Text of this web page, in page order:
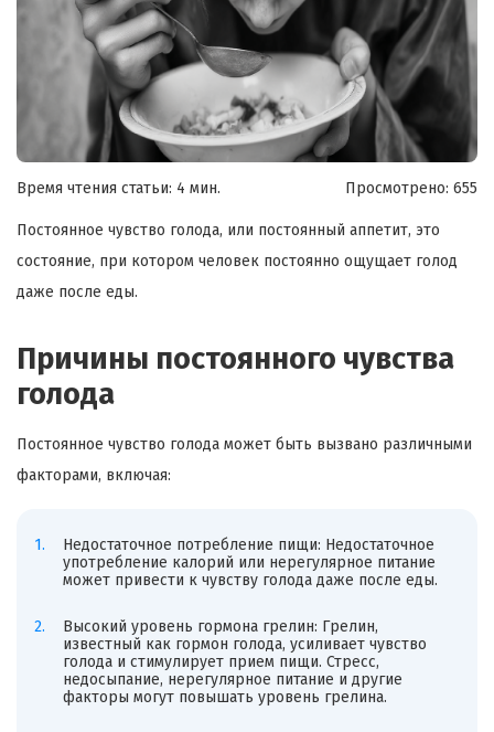
Время чтения статьи: 4 мин. Просмотрено: 655
Постоянное чувство голода, или постоянный аппетит, это
состояние, при котором человек постоянно ощущает голод
даже после еды.
Причины постоянного чувства
голода
Постоянное чувство голода может быть вызвано различными
факторами, включая:
Недостаточное потребление пищи: Недостаточное
употребление калорий или нерегулярное питание
может привести к чувству голода даже после еды.
Высокий уровень гормона грелин: Грелин,
известный как гормон голода, усиливает чувство
голода и стимулирует прием пищи. Стресс,
недосыпание, нерегулярное питание и другие
факторы могут повышать уровень грелина.